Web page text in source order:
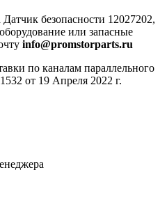
безопасности 12027202,
или запасные
info@promstorparts.ru
по каналам параллельного
от 19 Апреля 2022 г.